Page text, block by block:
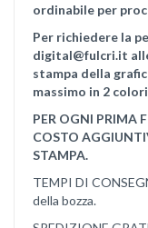
ordinabile per
Per richiedere la
digital@fulcri.it
stampa della
massimo in 2
PER OGNI PRIMA
COSTO
STAMPA.
TEMPI DI
della bozza.